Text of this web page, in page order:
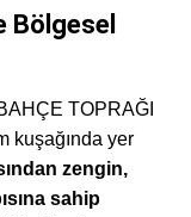
Bölgesel
TOPRAĞI
kuşağında yer
zengin,
sahip